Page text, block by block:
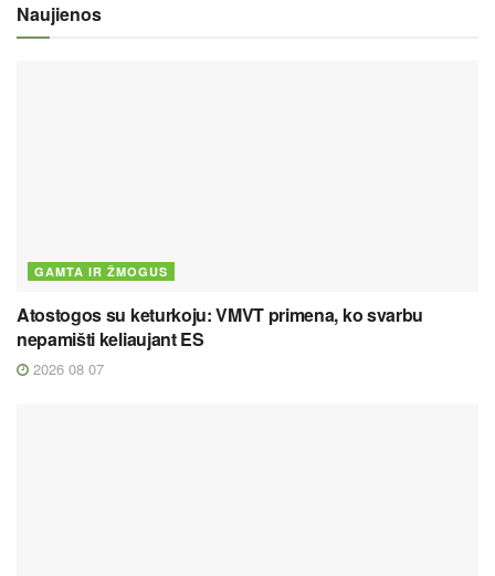
Naujienos
GAMTA IR ŽMOGUS
Atostogos su keturkoju: VMVT primena, ko svarbu
nepamišti keliaujant ES
2026 08 07